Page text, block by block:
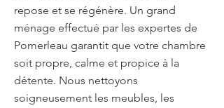
repose et se régénère. Un grand
ménage effectué par les expertes de
Pomerleau garantit que votre chambre
soit propre, calme et propice à la
détente. Nous nettoyons
soigneusement les meubles, les